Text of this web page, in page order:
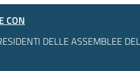
CON
DELLE ASSEMBLEE